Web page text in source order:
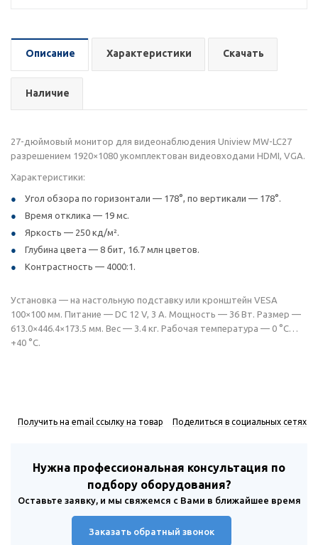
Описание Характеристики Скачать
Наличие
27-дюймовый монитор для видеонаблюдения Uniview MW-LC27
разрешением 1920×1080 укомплектован видеовходами HDMI, VGA.
Характеристики:
Угол обзора по горизонтали — 178°, по вертикали — 178°.
Время отклика — 19 мс.
Яркость — 250 кд/м².
Глубина цвета — 8 бит, 16.7 млн цветов.
Контрастность — 4000:1.
Установка — на настольную подставку или кронштейн VESA
100×100 мм. Питание — DC 12 V, 3 A. Мощность — 36 Вт. Размер —
613.0×446.4×173.5 мм. Вес — 3.4 кг. Рабочая температура — 0 °C…
+40 °C.
Получить на email ссылку на товар Поделиться в социальных сетях
Нужна профессиональная консультация по
подбору оборудования?
Оставьте заявку, и мы свяжемся с Вами в ближайшее время
Заказать обратный звонок